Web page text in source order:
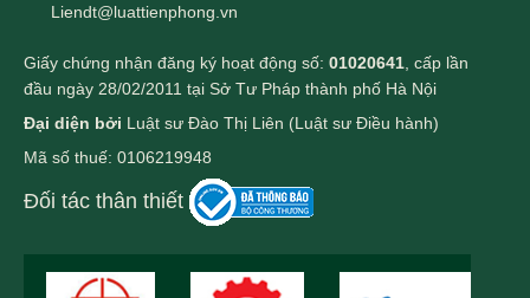
Liendt@luattienphong.vn
Giấy chứng nhận đăng ký hoạt động số: 01020641 , cấp lần
đầu ngày 28/02/2011 tại Sở Tư Pháp thành phố Hà Nội
Đại diện bởi Luật sư Đào Thị Liên (Luật sư Điều hành)
Mã số thuế: 0106219948
Đối tác thân thiết